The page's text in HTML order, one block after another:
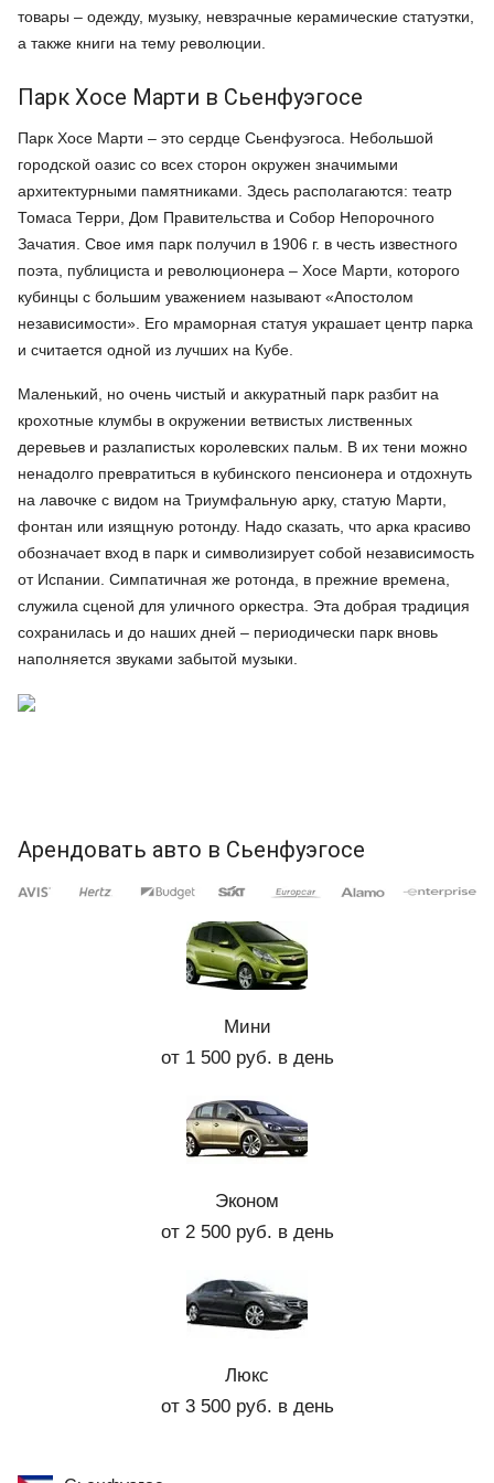
товары – одежду, музыку, невзрачные керамические статуэтки,
а также книги на тему революции.
Парк Хосе Марти в Сьенфуэгосе
Парк Хосе Марти – это сердце Сьенфуэгоса. Небольшой
городской оазис со всех сторон окружен значимыми
архитектурными памятниками. Здесь располагаются: театр
Томаса Терри, Дом Правительства и Собор Непорочного
Зачатия. Свое имя парк получил в 1906 г. в честь известного
поэта, публициста и революционера – Хосе Марти, которого
кубинцы с большим уважением называют «Апостолом
независимости». Его мраморная статуя украшает центр парка
и считается одной из лучших на Кубе.
Маленький, но очень чистый и аккуратный парк разбит на
крохотные клумбы в окружении ветвистых лиственных
деревьев и разлапистых королевских пальм. В их тени можно
ненадолго превратиться в кубинского пенсионера и отдохнуть
на лавочке с видом на Триумфальную арку, статую Марти,
фонтан или изящную ротонду. Надо сказать, что арка красиво
обозначает вход в парк и символизирует собой независимость
от Испании. Симпатичная же ротонда, в прежние времена,
служила сценой для уличного оркестра. Эта добрая традиция
сохранилась и до наших дней – периодически парк вновь
наполняется звуками забытой музыки.
Арендовать авто в Сьенфуэгосе
Мини
от 1 500 руб. в день
Эконом
от 2 500 руб. в день
Люкс
от 3 500 руб. в день